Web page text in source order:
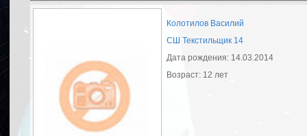
Колотилов Василий
СШ Текстильщик 14
Дата рождения: 14.03.2014
Возраст: 12 лет